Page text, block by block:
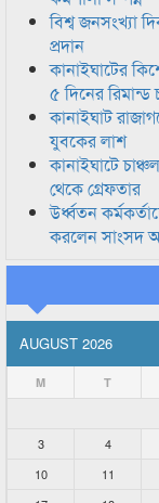
বিশ্ব জনসংখ্যা
প্রদান
কানাইঘাটের
৫ দিনের
কানাইঘাট
যুবকের লাশ
কানাইঘাটে
থেকে গ্রেফতার
উর্ধ্বতন
করলেন সাংসদ
AUGUST 2026
M T
3
4
10
11